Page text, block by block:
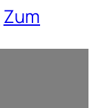
Zum